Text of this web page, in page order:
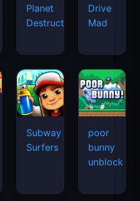
Planet
Destruction
Drive
Mad
Subway
Surfers
poor
bunny
unblock